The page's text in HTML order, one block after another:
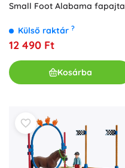
Small Foot Alabama fapajta
Külső raktár ?
12 490 Ft
Kosárba